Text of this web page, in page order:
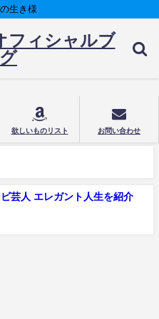
生き様
フィシャルブ
欲しいものリスト お問い合わせ
芸人 エレガント人生を紹介